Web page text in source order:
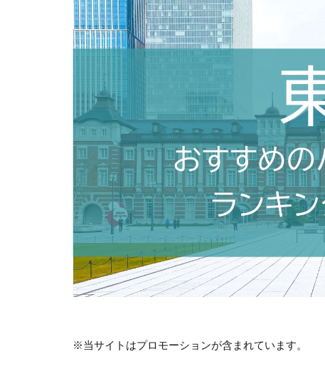
※当サイトはプロモーションが含まれています。